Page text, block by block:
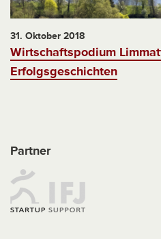
31. Oktober 2018
Wirtschaftspodium
Erfolgsgeschichten
Partner